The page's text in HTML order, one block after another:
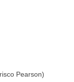
Pearson)